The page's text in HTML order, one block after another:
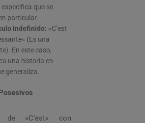
que se
particular.
Indefinido: «C’est
(Es una
En este caso,
una historia en
generaliza.
de «C’est» con